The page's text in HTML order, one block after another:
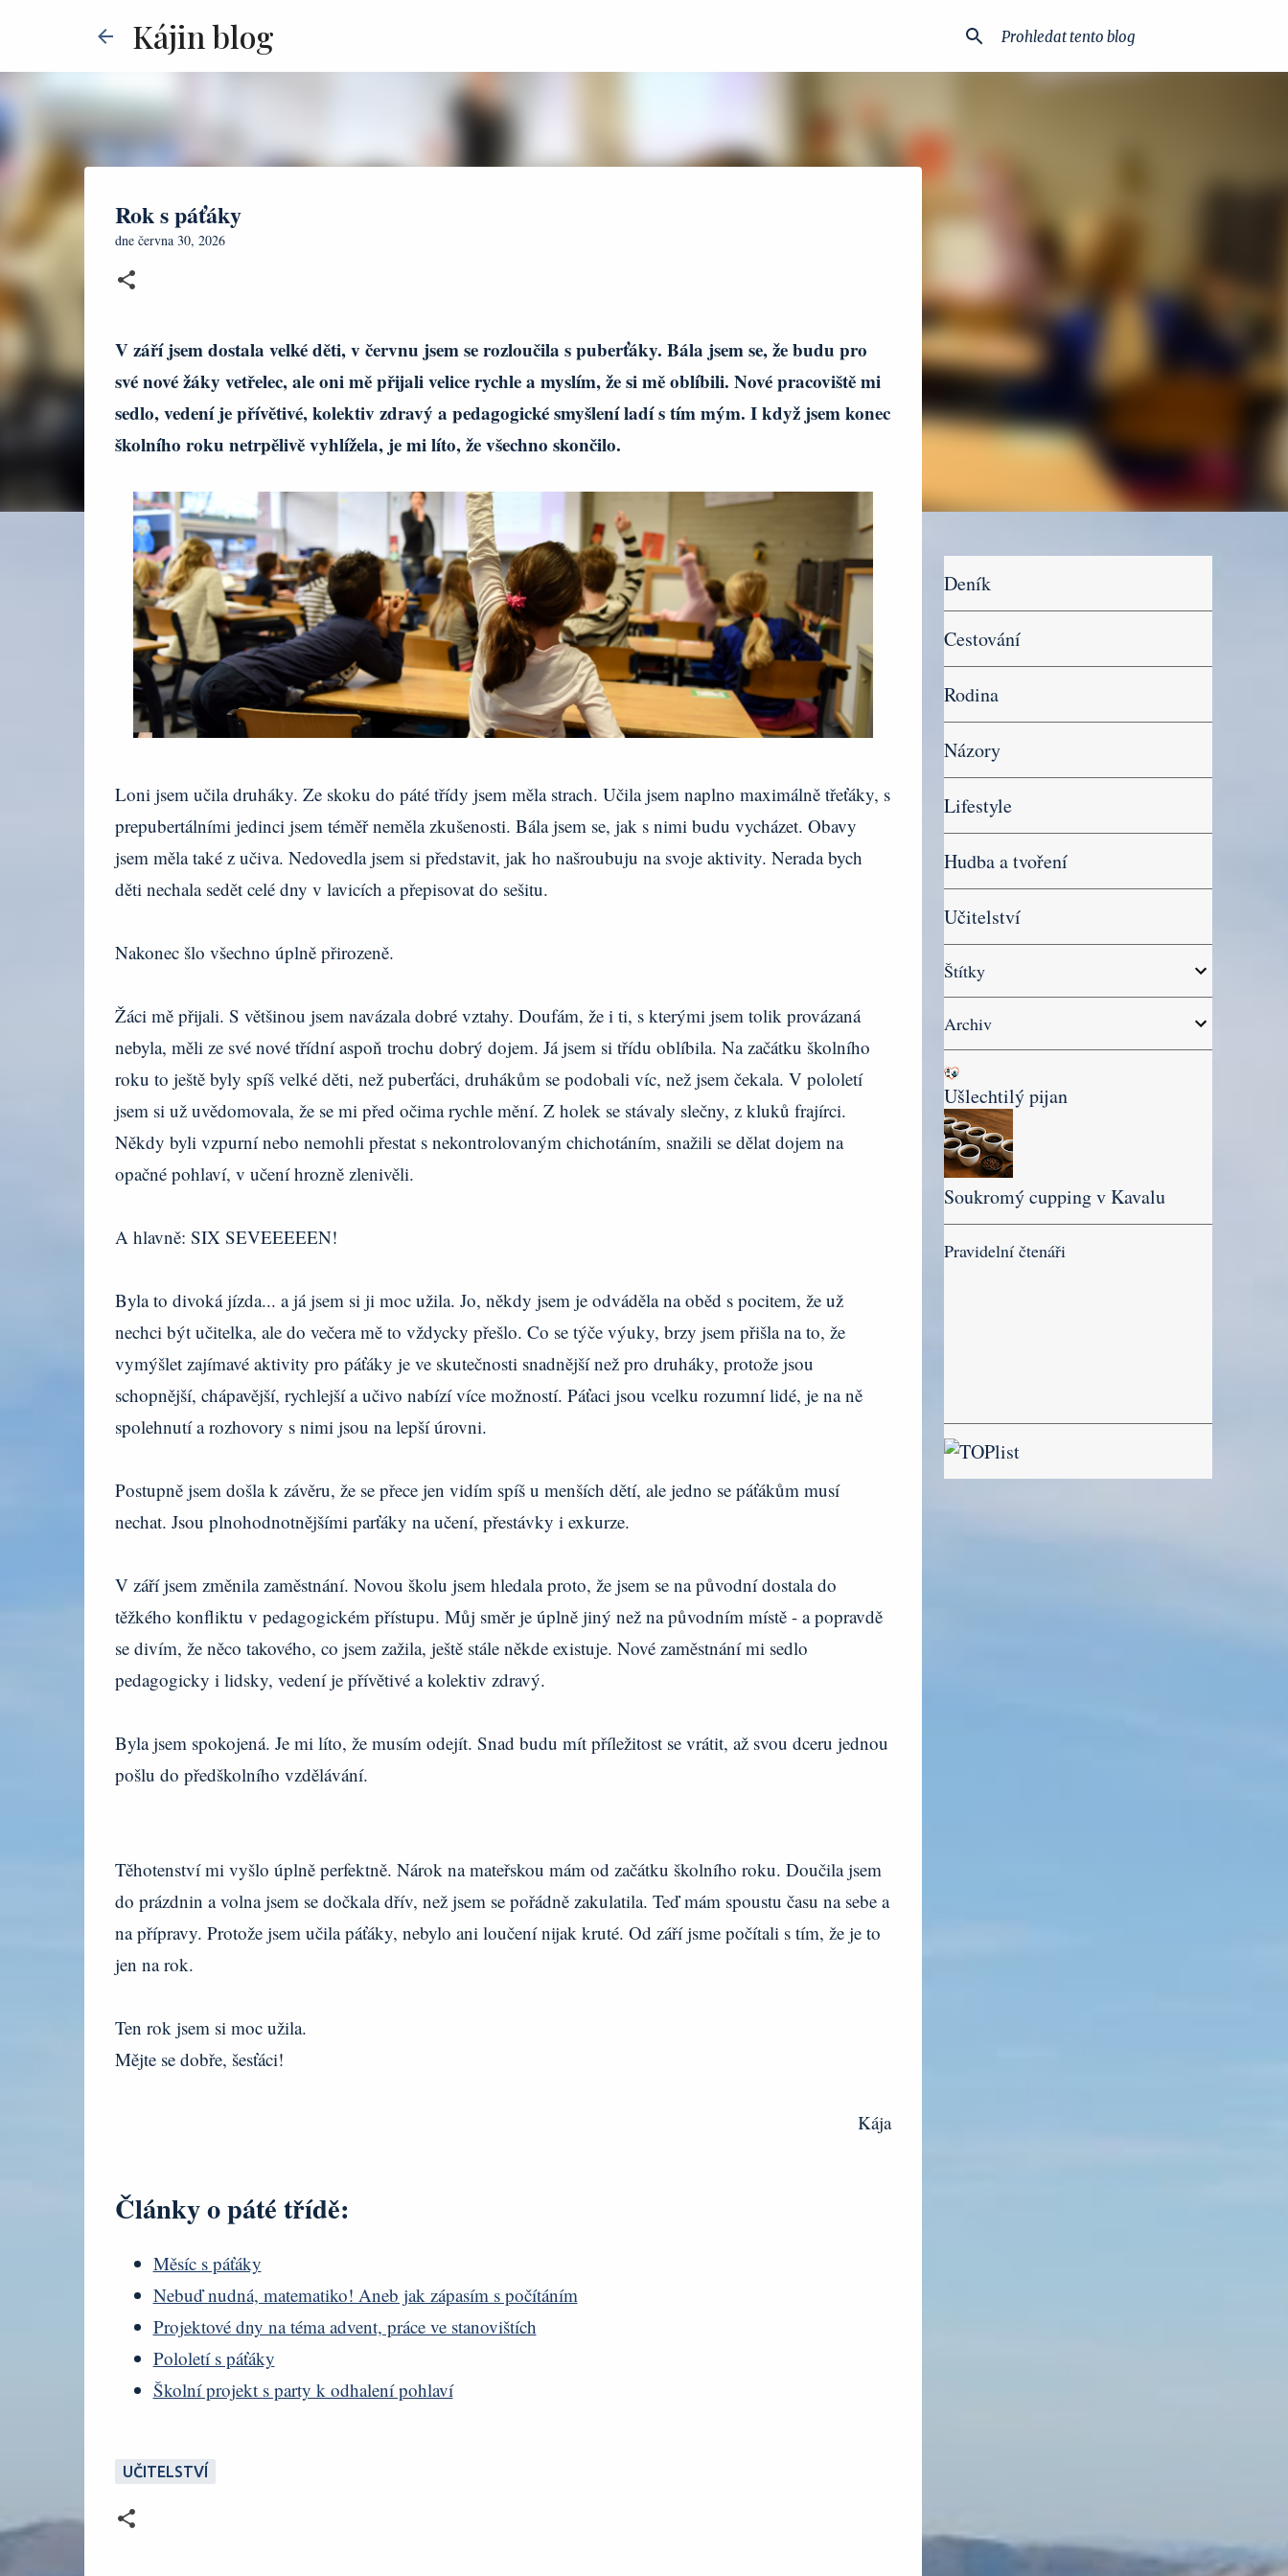
Kájin blog
Rok s páťáky
dne června 30, 2026
V září jsem dostala velké děti, v červnu jsem se rozloučila s puberťáky. Bála jsem se, že budu pro
své nové žáky vetřelec, ale oni mě přijali velice rychle a myslím, že si mě oblíbili. Nové pracoviště mi
sedlo, vedení je přívětivé, kolektiv zdravý a pedagogické smyšlení ladí s tím mým. I když jsem konec
školního roku netrpělivě vyhlížela, je mi líto, že všechno skončilo.
Loni jsem učila druháky. Ze skoku do páté třídy jsem měla strach. Učila jsem naplno maximálně třeťáky, s
prepubertálními jedinci jsem téměř neměla zkušenosti. Bála jsem se, jak s nimi budu vycházet. Obavy
jsem měla také z učiva. Nedovedla jsem si představit, jak ho našroubuju na svoje aktivity. Nerada bych
děti nechala sedět celé dny v lavicích a přepisovat do sešitu.
Nakonec šlo všechno úplně přirozeně.
Žáci mě přijali. S většinou jsem navázala dobré vztahy. Doufám, že i ti, s kterými jsem tolik provázaná
nebyla, měli ze své nové třídní aspoň trochu dobrý dojem. Já jsem si třídu oblíbila. Na začátku školního
roku to ještě byly spíš velké děti, než puberťáci, druhákům se podobali víc, než jsem čekala. V pololetí
jsem si už uvědomovala, že se mi před očima rychle mění. Z holek se stávaly slečny, z kluků frajírci.
Někdy byli vzpurní nebo nemohli přestat s nekontrolovaným chichotáním, snažili se dělat dojem na
opačné pohlaví, v učení hrozně zlenivěli.
A hlavně: SIX SEVEEEEEN!
Byla to divoká jízda... a já jsem si ji moc užila. Jo, někdy jsem je odváděla na oběd s pocitem, že už
nechci být učitelka, ale do večera mě to vždycky přešlo. Co se týče výuky, brzy jsem přišla na to, že
vymýšlet zajímavé aktivity pro páťáky je ve skutečnosti snadnější než pro druháky, protože jsou
schopnější, chápavější, rychlejší a učivo nabízí více možností. Páťaci jsou vcelku rozumní lidé, je na ně
spolehnutí a rozhovory s nimi jsou na lepší úrovni.
Postupně jsem došla k závěru, že se přece jen vidím spíš u menších dětí, ale jedno se páťákům musí
nechat. Jsou plnohodnotnějšími parťáky na učení, přestávky i exkurze.
V září jsem změnila zaměstnání. Novou školu jsem hledala proto, že jsem se na původní dostala do
těžkého konfliktu v pedagogickém přístupu. Můj směr je úplně jiný než na původním místě - a popravdě
se divím, že něco takového, co jsem zažila, ještě stále někde existuje. Nové zaměstnání mi sedlo
pedagogicky i lidsky, vedení je přívětivé a kolektiv zdravý.
Byla jsem spokojená. Je mi líto, že musím odejít. Snad budu mít příležitost se vrátit, až svou dceru jednou
pošlu do předškolního vzdělávání.
Těhotenství mi vyšlo úplně perfektně. Nárok na mateřskou mám od začátku školního roku. Doučila jsem
do prázdnin a volna jsem se dočkala dřív, než jsem se pořádně zakulatila. Teď mám spoustu času na sebe a
na přípravy. Protože jsem učila páťáky, nebylo ani loučení nijak kruté. Od září jsme počítali s tím, že je to
jen na rok.
Ten rok jsem si moc užila.
Mějte se dobře, šesťáci!
Kája
Články o páté třídě:
Měsíc s páťáky
Nebuď nudná, matematiko! Aneb jak zápasím s počítáním
Projektové dny na téma advent, práce ve stanovištích
Pololetí s páťáky
Školní projekt s party k odhalení pohlaví
UČITELSTVÍ
Deník
Cestování
Rodina
Názory
Lifestyle
Hudba a tvoření
Učitelství
Štítky
Archiv
Ušlechtilý pijan
Soukromý cupping v Kavalu
Pravidelní čtenáři